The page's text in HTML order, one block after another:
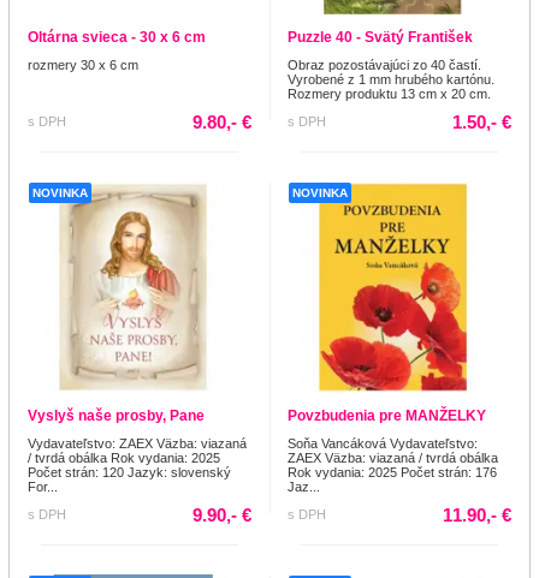
Oltárna svieca - 30 x 6 cm
rozmery 30 x 6 cm
s DPH 9.80,- €
Puzzle 40 - Svätý František
Obraz pozostávajúci zo 40 častí.
Vyrobené z 1 mm hrubého kartónu.
Rozmery produktu 13 cm x 20 cm.
s DPH
1.50,- €
NOVINKA
Vyslyš naše prosby, Pane
Vydavateľstvo: ZAEX Väzba: viazaná
/ tvrdá obálka Rok vydania: 2025
Počet strán: 120 Jazyk: slovenský
For...
s DPH
9.90,- €
NOVINKA
Povzbudenia pre MANŽELKY
Soňa Vancáková Vydavateľstvo:
ZAEX Väzba: viazaná / tvrdá obálka
Rok vydania: 2025 Počet strán: 176
Jaz...
s DPH
11.90,- €